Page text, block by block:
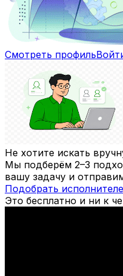
Смотреть профиль
Не хотите искать
Мы подберём 2–3
вашу задачу и
Подобрать
Это бесплатно и ни к